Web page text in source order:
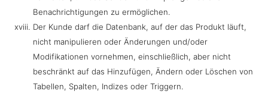
Benachrichtigungen zu ermöglichen.
Der Kunde darf die Datenbank, auf der das Produkt läuft,
nicht manipulieren oder Änderungen und/oder
Modifikationen vornehmen, einschließlich, aber nicht
beschränkt auf das Hinzufügen, Ändern oder Löschen von
Tabellen, Spalten, Indizes oder Triggern.